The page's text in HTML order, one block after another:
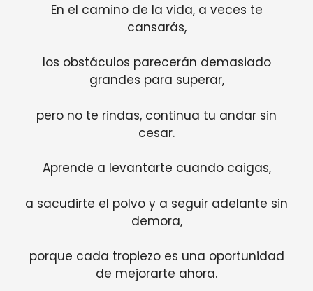
En el camino de la vida, a veces te
cansarás,
los obstáculos parecerán demasiado
grandes para superar,
pero no te rindas, continua tu andar sin
cesar.
Aprende a levantarte cuando caigas,
a sacudirte el polvo y a seguir adelante sin
demora,
porque cada tropiezo es una oportunidad
de mejorarte ahora.